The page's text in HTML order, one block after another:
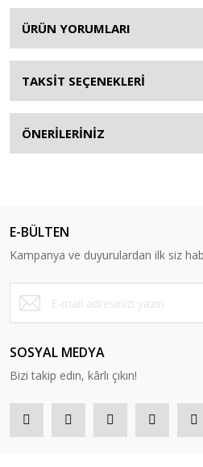
ÜRÜN YORUMLARI
TAKSİT SEÇENEKLERİ
ÖNERİLERİNİZ
E-BÜLTEN
Kampanya ve duyurulardan ilk siz
SOSYAL MEDYA
Bizi takip edin, kârlı çıkın!